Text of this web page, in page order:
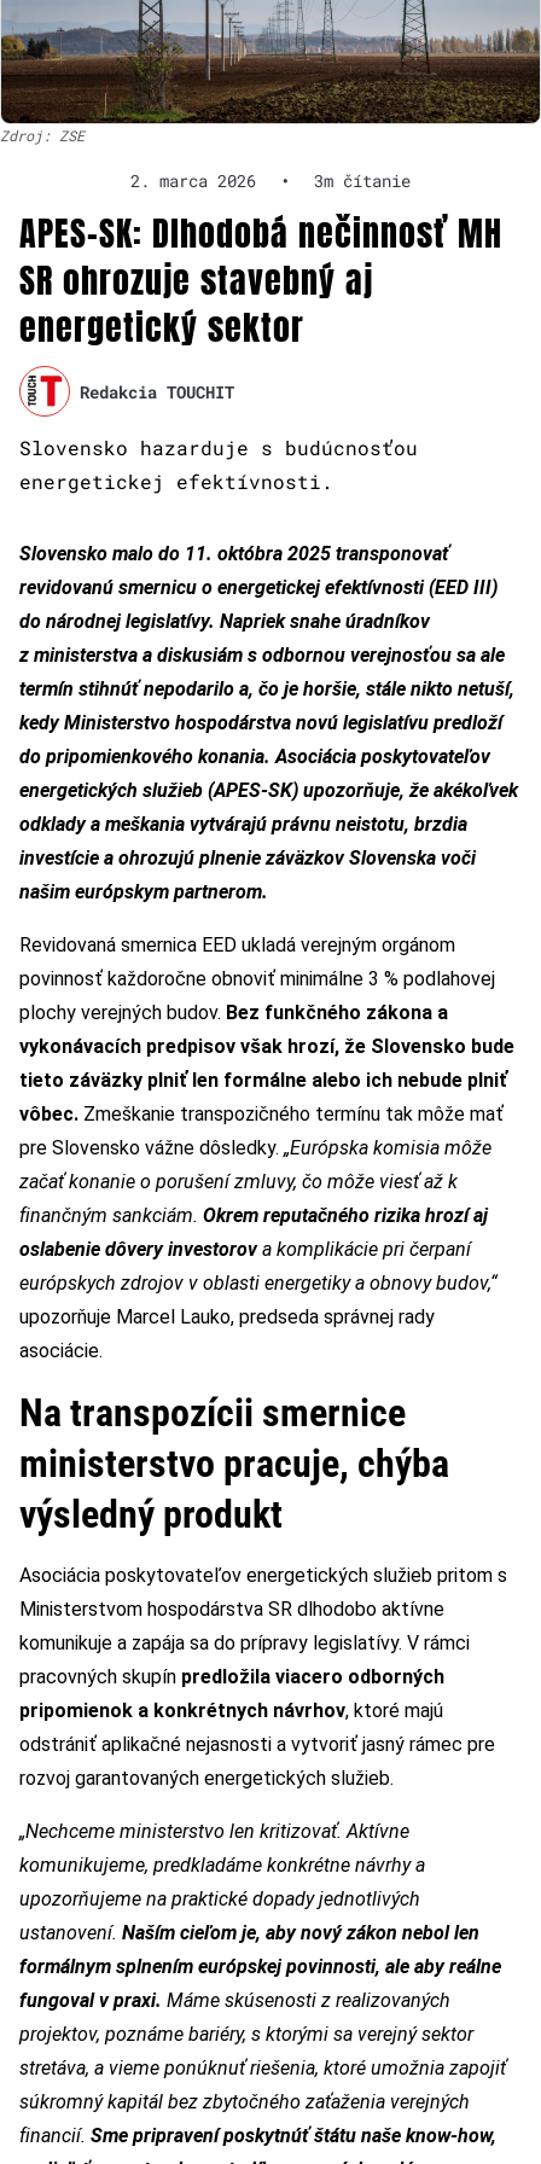
Zdroj: ZSE
2. marca 2026 • 3m čítanie
APES-SK: Dlhodobá nečinnosť MH
SR ohrozuje stavebný aj
energetický sektor
Redakcia TOUCHIT
Slovensko hazarduje s budúcnosťou
energetickej efektívnosti.
Slovensko malo do 11. októbra 2025 transponovať
revidovanú smernicu o energetickej efektívnosti (EED III)
do národnej legislatívy. Napriek snahe úradníkov
z ministerstva a diskusiám s odbornou verejnosťou sa ale
termín stihnúť nepodarilo a, čo je horšie, stále nikto netuší,
kedy Ministerstvo hospodárstva novú legislatívu predloží
do pripomienkového konania. Asociácia poskytovateľov
energetických služieb (APES-SK) upozorňuje, že akékoľvek
odklady a meškania vytvárajú právnu neistotu, brzdia
investície a ohrozujú plnenie záväzkov Slovenska voči
našim európskym partnerom.
Revidovaná smernica EED ukladá verejným orgánom
povinnosť každoročne obnoviť minimálne 3 % podlahovej
plochy verejných budov. Bez funkčného zákona a
vykonávacích predpisov však hrozí, že Slovensko bude
tieto záväzky plniť len formálne alebo ich nebude plniť
vôbec. Zmeškanie transpozičného termínu tak môže mať
pre Slovensko vážne dôsledky. „Európska komisia môže
začať konanie o porušení zmluvy, čo môže viesť až k
finančným sankciám. Okrem reputačného rizika hrozí aj
oslabenie dôvery investorova komplikácie pri čerpaní
európskych zdrojov v oblasti energetiky a obnovy budov,“
upozorňuje Marcel Lauko, predseda správnej rady
asociácie.
Na transpozícii smernice
ministerstvo pracuje, chýba
výsledný produkt
Asociácia poskytovateľov energetických služieb pritom s
Ministerstvom hospodárstva SR dlhodobo aktívne
komunikuje a zapája sa do prípravy legislatívy. V rámci
pracovných skupín predložila viacero odborných
pripomienok a konkrétnych návrhov, ktoré majú
odstrániť aplikačné nejasnosti a vytvoriť jasný rámec pre
rozvoj garantovaných energetických služieb.
„Nechceme ministerstvo len kritizovať. Aktívne
komunikujeme, predkladáme konkrétne návrhy a
upozorňujeme na praktické dopady jednotlivých
ustanovení. Naším cieľom je, aby nový zákon nebol len
formálnym splnením európskej povinnosti, ale aby reálne
fungoval v praxi. Máme skúsenosti z realizovaných
projektov, poznáme bariéry, s ktorými sa verejný sektor
stretáva, a vieme ponúknuť riešenia, ktoré umožnia zapojiť
súkromný kapitál bez zbytočného zaťaženia verejných
financií. Sme pripravení poskytnúť štátu naše know-how,